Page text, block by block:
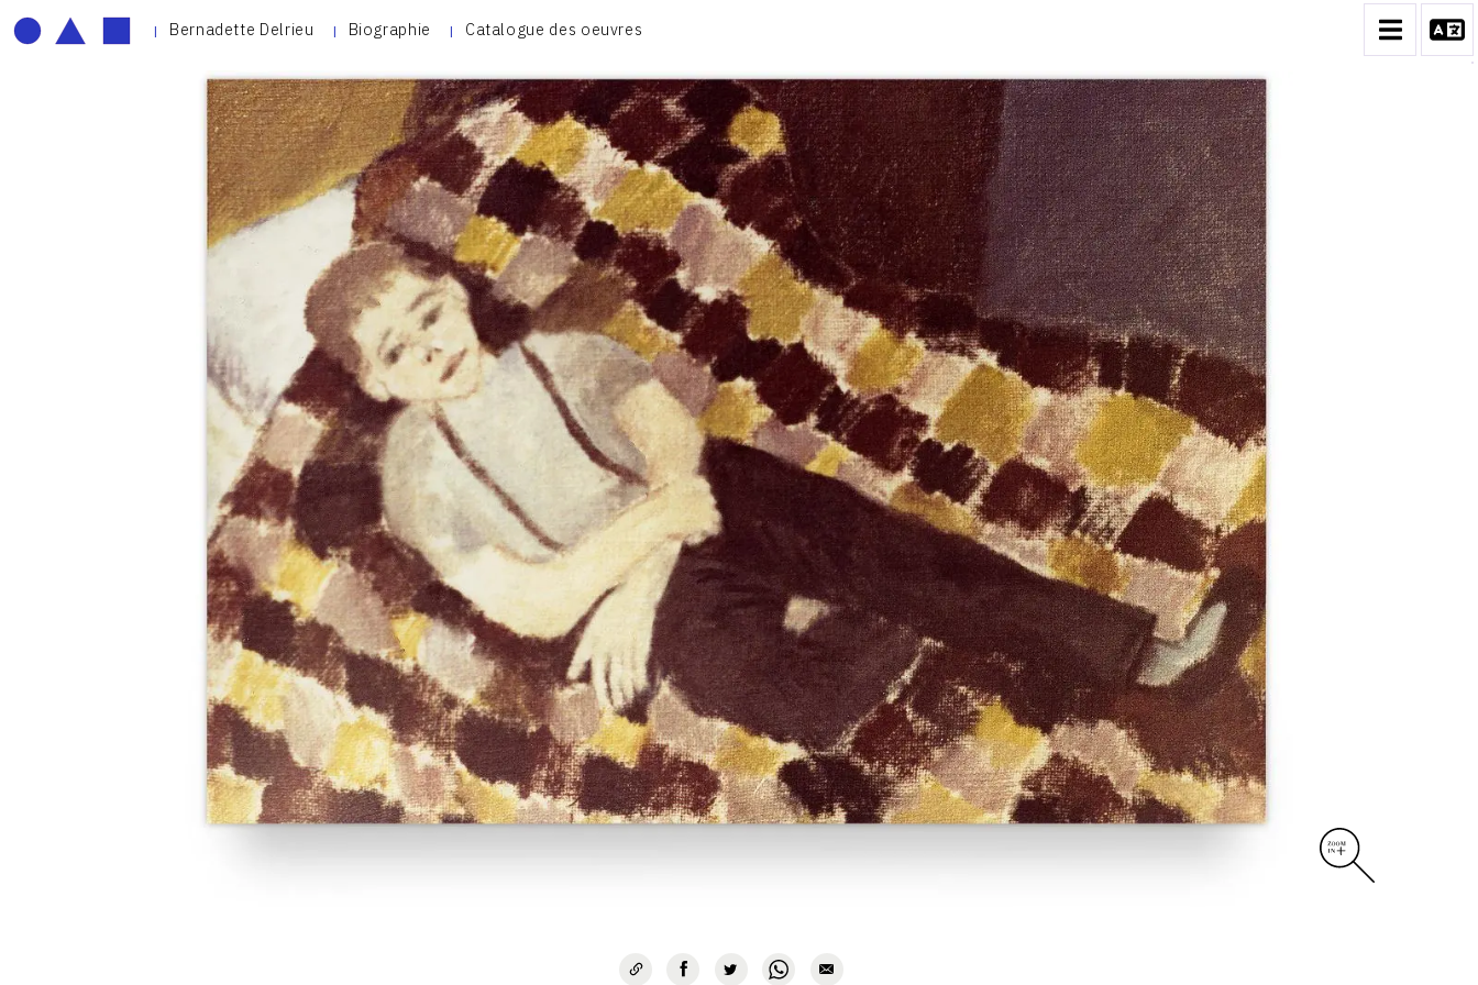
Bernadette Delrieu Biographie Catalogue des oeuvres
PHOTO / PEINTURE
TÉNÈBRES ET LUMIÈRE
CONTACT